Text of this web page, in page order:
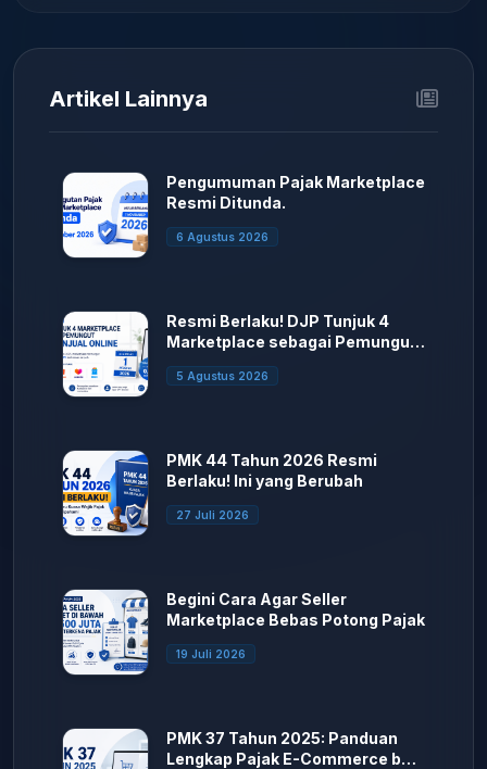
Artikel Lainnya
Pengumuman Pajak Marketplace
Resmi Ditunda.
6 Agustus 2026
Resmi Berlaku! DJP Tunjuk 4
Marketplace sebagai Pemungut
PPh Penjual Online
5 Agustus 2026
PMK 44 Tahun 2026 Resmi
Berlaku! Ini yang Berubah
27 Juli 2026
Begini Cara Agar Seller
Marketplace Bebas Potong Pajak
19 Juli 2026
PMK 37 Tahun 2025: Panduan
Lengkap Pajak E-Commerce bagi